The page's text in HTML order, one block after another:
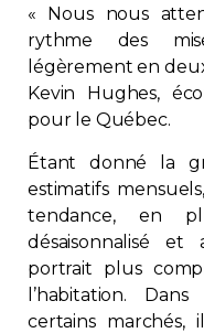
Médias
FAQ
« Nous nous
rythme des
légèrement en
Kevin Hughes,
pour le Québec.
Étant donné la
estimatifs
tendance, en
désaisonnalisé
portrait plus
l’habitation.
certains